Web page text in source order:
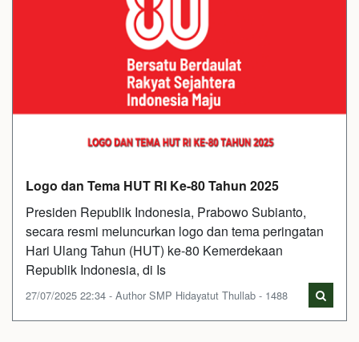
Logo dan Tema HUT RI Ke-80 Tahun 2025
Presiden Republik Indonesia, Prabowo Subianto,
secara resmi meluncurkan logo dan tema peringatan
Hari Ulang Tahun (HUT) ke-80 Kemerdekaan
Republik Indonesia, di Is
27/07/2025 22:34 - Author SMP Hidayatut Thullab - 1488